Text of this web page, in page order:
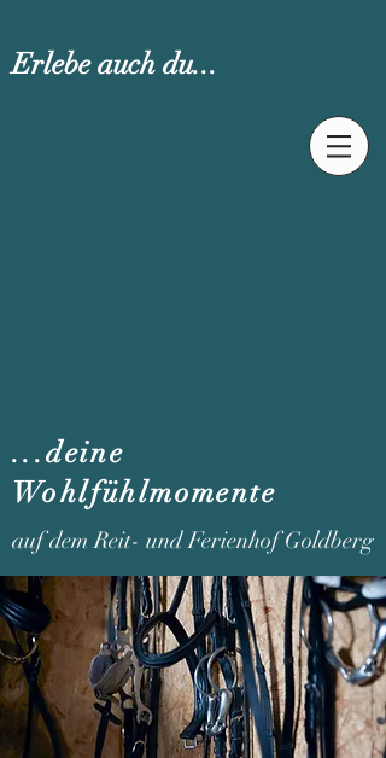
Erlebe auch du...
...deine
Wohlfühlmomente
auf dem Reit- und Ferienhof Goldberg